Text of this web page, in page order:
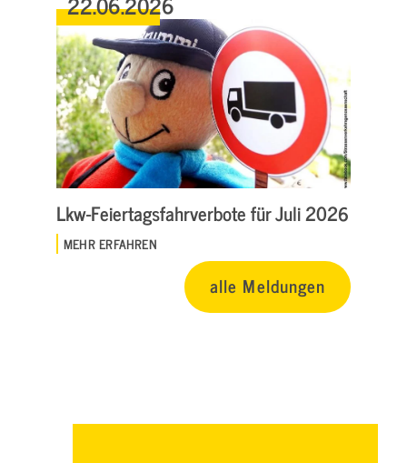
Lkw-Feiertagsfahrverbote für Juli 2026
MEHR ERFAHREN
alle Meldungen